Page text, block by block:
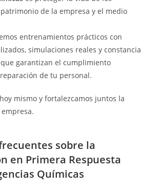
de la empresa y el medio
entrenamientos prácticos con
simulaciones reales y constancia
que garantizan el cumplimiento
de tu personal.
mismo y fortalezcamos juntos la
sobre la
en Primera Respuesta
Químicas